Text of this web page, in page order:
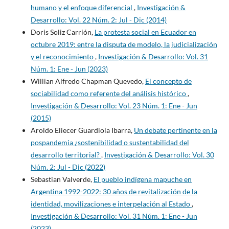
humano y el enfoque diferencial , Investigación &
Desarrollo: Vol. 22 Núm. 2: Jul - Dic (2014)
Doris Soliz Carrión, La protesta social en Ecuador en
octubre 2019: entre la disputa de modelo, la judicialización
y el reconocimiento, Investigación & Desarrollo: Vol. 31
Núm. 1: Ene - Jun (2023)
Willian Alfredo Chapman Quevedo, El concepto de
sociabilidad como referente del análisis histórico,
Investigación & Desarrollo: Vol. 23 Núm. 1: Ene - Jun
(2015)
Aroldo Eliecer Guardiola Ibarra, Un debate pertinente en la
pospandemia ¿sostenibilidad o sustentabilidad del
desarrollo territorial?, Investigación & Desarrollo: Vol. 30
Núm. 2: Jul - Dic (2022)
Sebastian Valverde, El pueblo indígena mapuche en
Argentina 1992-2022: 30 años de revitalización de la
identidad, movilizaciones e interpelación al Estado,
Investigación & Desarrollo: Vol. 31 Núm. 1: Ene - Jun